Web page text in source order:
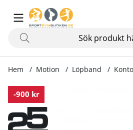
Hem Motion Löpband
-900 kr
Produktbilder Kontorsgåband Walk